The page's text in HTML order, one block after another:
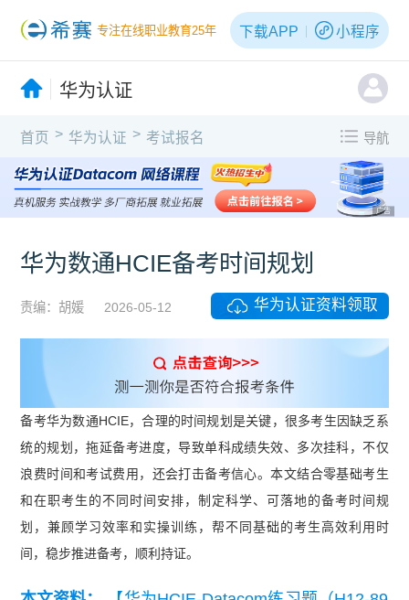
专注在线职业教育25年 下载APP 小程序
华为认证
首页 > 华为认证 > 考试报名 导航
广告
华为数通HCIE备考时间规划
责编：胡媛 2026-05-12 华为认证资料领取
备考华为数通HCIE，合理的时间规划是关键，很多考生因缺乏系
统的规划，拖延备考进度，导致单科成绩失效、多次挂科，不仅
浪费时间和考试费用，还会打击备考信心。本文结合零基础考生
和在职考生的不同时间安排，制定科学、可落地的备考时间规
划，兼顾学习效率和实操训练，帮不同基础的考生高效利用时
间，稳步推进备考，顺利持证。